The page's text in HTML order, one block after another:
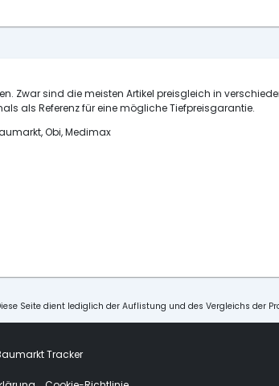
Zwar sind die meisten Artikel preisgleich in
als Referenz für eine mögliche Tiefpreisgarantie.
Obi, Medimax
Seite dient lediglich der Auflistung und des Vergleichs der
Tracker